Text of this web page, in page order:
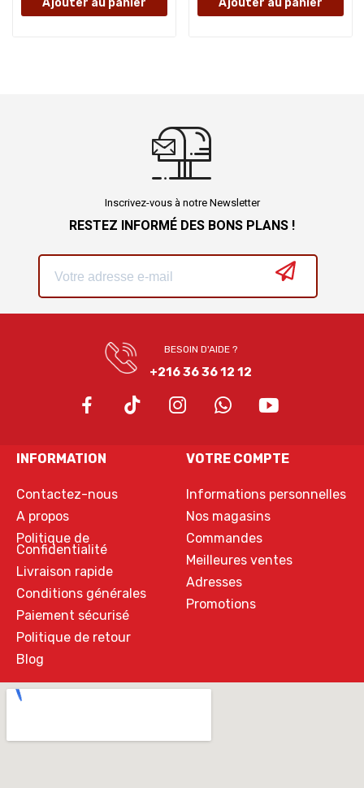
Ajouter au panier Ajouter au panier
Inscrivez-vous à notre Newsletter
RESTEZ INFORMÉ DES BONS PLANS !
BESOIN D'AIDE ?
+216 36 36 12 12
INFORMATION
Contactez-nous
A propos
Politique de
Confidentialité
Livraison rapide
Conditions générales
Paiement sécurisé
Politique de retour
Blog
VOTRE COMPTE
Informations personnelles
Nos magasins
Commandes
Meilleures ventes
Adresses
Promotions